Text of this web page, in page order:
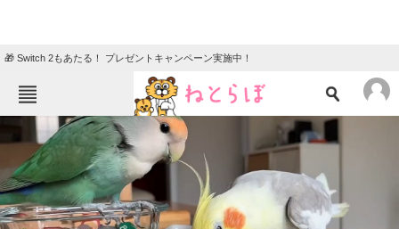
🎁 Switch 2もあたる！ プレゼントキャンペーン実施中！
ねとらぼメニュー
TOP
エンタメ クイズ
グルメ 地域